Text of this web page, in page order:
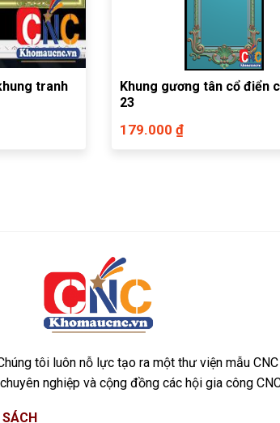
tranh
Khung gương tân cổ điển
23
179.000 ₫
tôi luôn nỗ lực tạo ra một thư viện mẫu
nghiệp và cộng đồng các hội gia công
SÁCH